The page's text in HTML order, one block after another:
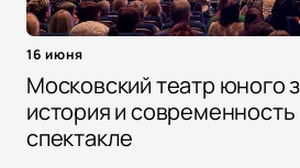
16 июня
Московский театр юного
история и
спектакле